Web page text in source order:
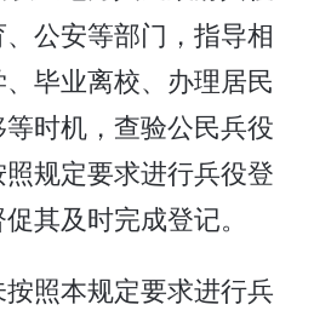
公安等部门，指导相
毕业离校、办理居民
时机，查验公民兵役
规定要求进行兵役登
其及时完成登记。
照本规定要求进行兵